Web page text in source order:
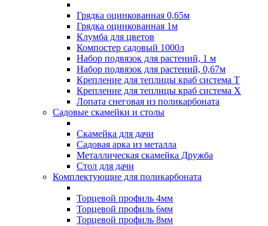
Грядка оцинкованная 0,65м
Грядка оцинкованная 1м
Клумба для цветов
Компостер садовый 1000л
Набор подвязок для растений, 1 м
Набор подвязок для растений, 0,67м
Крепление для теплицы краб система Т
Крепление для теплицы краб система Х
Лопата снеговая из поликарбоната
Садовые скамейки и столы
Скамейка для дачи
Садовая арка из металла
Металлическая скамейка Дружба
Стол для дачи
Комплектующие для поликарбоната
Торцевой профиль 4мм
Торцевой профиль 6мм
Торцевой профиль 8мм